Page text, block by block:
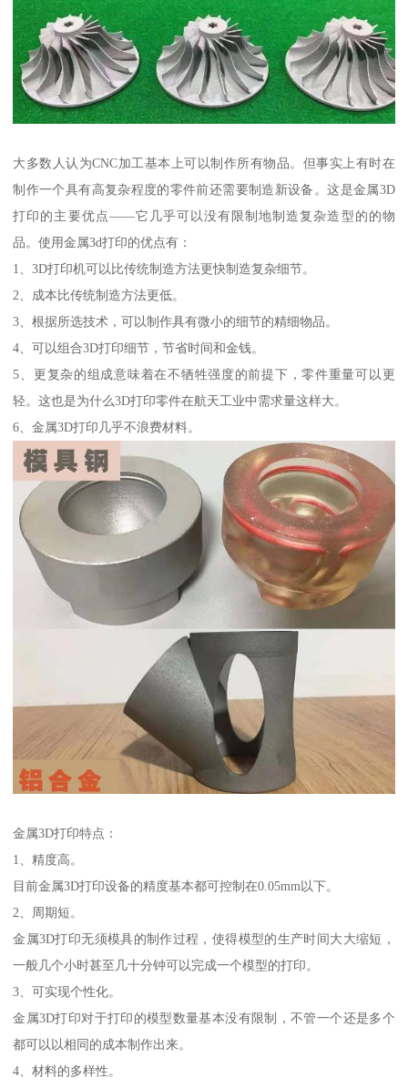
大多数人认为CNC加工基本上可以制作所有物品。但事实上有时在
制作一个具有高复杂程度的零件前还需要制造新设备。这是金属3D
打印的主要优点——它几乎可以没有限制地制造复杂造型的的物
品。使用金属3d打印的优点有：
1、3D打印机可以比传统制造方法更快制造复杂细节。
2、成本比传统制造方法更低。
3、根据所选技术，可以制作具有微小的细节的精细物品。
4、可以组合3D打印细节，节省时间和金钱。
5、更复杂的组成意味着在不牺牲强度的前提下，零件重量可以更
轻。这也是为什么3D打印零件在航天工业中需求量这样大。
6、金属3D打印几乎不浪费材料。
金属3D打印特点：
1、精度高。
目前金属3D打印设备的精度基本都可控制在0.05mm以下。
2、周期短。
金属3D打印无须模具的制作过程，使得模型的生产时间大大缩短，
一般几个小时甚至几十分钟可以完成一个模型的打印。
3、可实现个性化。
金属3D打印对于打印的模型数量基本没有限制，不管一个还是多个
都可以以相同的成本制作出来。
4、材料的多样性。